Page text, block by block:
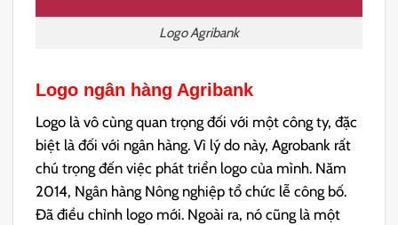
Logo Agribank
Logo ngân hàng Agribank
Logo là vô cùng quan trọng đối với một công ty, đặc
biệt là đối với ngân hàng. Vì lý do này, Agrobank rất
chú trọng đến việc phát triển logo của mình. Năm
2014, Ngân hàng Nông nghiệp tổ chức lễ công bố.
Đã điều chỉnh logo mới. Ngoài ra, nó cũng là một